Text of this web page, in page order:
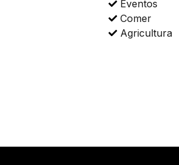
Eventos
Comer
Agricultura